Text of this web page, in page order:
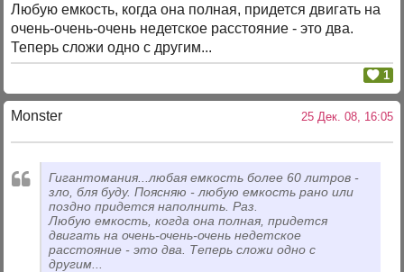
Любую емкость, когда она полная, придется двигать на
очень-очень-очень недетское расстояние - это два.
Теперь сложи одно с другим...
1
Monster 25 Дек. 08, 16:05
Гигантомания...любая емкость более 60 литров -
зло, бля буду. Поясняю - любую емкость рано или
поздно придется наполнить. Раз.
Любую емкость, когда она полная, придется
двигать на очень-очень-очень недетское
расстояние - это два. Теперь сложи одно с
другим...